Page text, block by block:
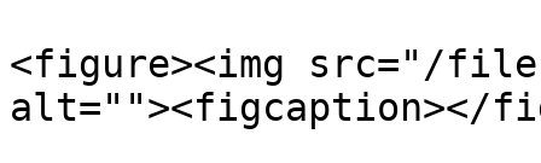
<figure><img src="/
alt=""><figcaption></